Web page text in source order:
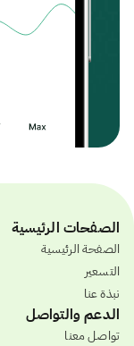
الصفحات الرئيسية
الصفحة الرئيسية
التسعير
نبذة عنا
الدعم والتواصل
تواصل معنا